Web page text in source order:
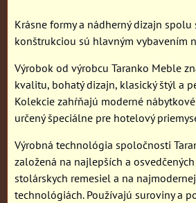
Krásne formy a nádherný dizajn spolu
konštrukciou sú hlavným vybavením
Výrobok od výrobcu Taranko Meble
kvalitu, bohatý dizajn, klasický štýl a
Kolekcie zahŕňajú moderné
určený špeciálne pre hotelový
Výrobná technológia spoločnosti
založená na najlepších a
stolárskych remesiel a na
technológiách. Používajú suroviny a